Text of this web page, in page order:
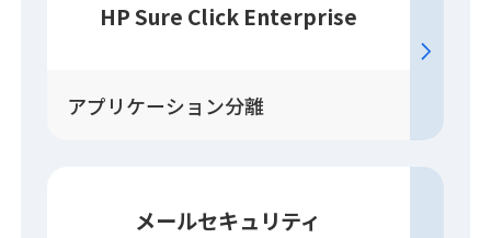
HP Sure Click Enterprise
アプリケーション分離
メールセキュリティ